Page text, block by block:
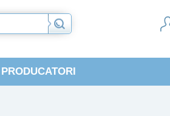
PRODUCATORI